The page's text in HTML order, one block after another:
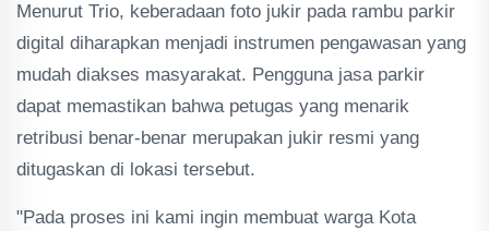
Menurut Trio, keberadaan foto jukir pada rambu parkir
digital diharapkan menjadi instrumen pengawasan yang
mudah diakses masyarakat. Pengguna jasa parkir
dapat memastikan bahwa petugas yang menarik
retribusi benar-benar merupakan jukir resmi yang
ditugaskan di lokasi tersebut.
"Pada proses ini kami ingin membuat warga Kota